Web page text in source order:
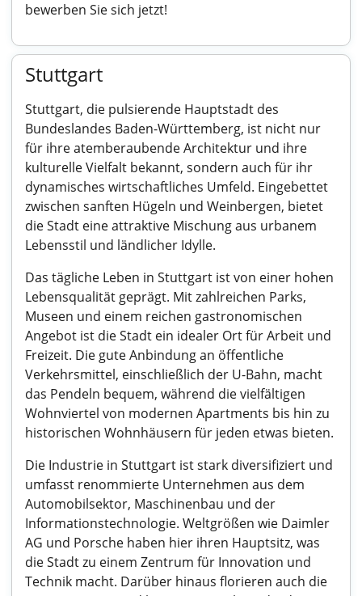
bewerben Sie sich jetzt!
Stuttgart
Stuttgart, die pulsierende Hauptstadt des
Bundeslandes Baden-Württemberg, ist nicht nur
für ihre atemberaubende Architektur und ihre
kulturelle Vielfalt bekannt, sondern auch für ihr
dynamisches wirtschaftliches Umfeld. Eingebettet
zwischen sanften Hügeln und Weinbergen, bietet
die Stadt eine attraktive Mischung aus urbanem
Lebensstil und ländlicher Idylle.
Das tägliche Leben in Stuttgart ist von einer hohen
Lebensqualität geprägt. Mit zahlreichen Parks,
Museen und einem reichen gastronomischen
Angebot ist die Stadt ein idealer Ort für Arbeit und
Freizeit. Die gute Anbindung an öffentliche
Verkehrsmittel, einschließlich der U-Bahn, macht
das Pendeln bequem, während die vielfältigen
Wohnviertel von modernen Apartments bis hin zu
historischen Wohnhäusern für jeden etwas bieten.
Die Industrie in Stuttgart ist stark diversifiziert und
umfasst renommierte Unternehmen aus dem
Automobilsektor, Maschinenbau und der
Informationstechnologie. Weltgrößen wie Daimler
AG und Porsche haben hier ihren Hauptsitz, was
die Stadt zu einem Zentrum für Innovation und
Technik macht. Darüber hinaus florieren auch die